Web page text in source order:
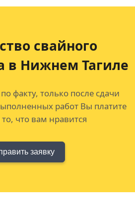
свайного
в Нижнем Тагиле
факту, только после сдачи
работ Вы платите
то, что вам нравится
заявку